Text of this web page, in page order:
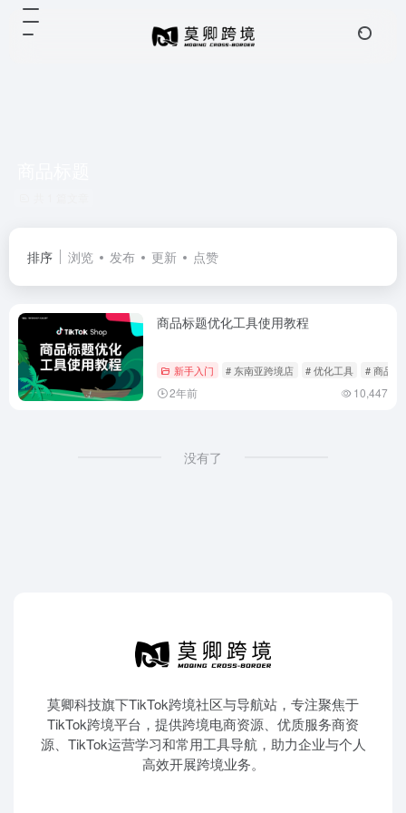
排序 浏览 发布 更新 点赞
商品标题优化工具使用教程
新手入门 # 东南亚跨境店 # 优化工具 # 商品标
2年前 10,447
没有了
莫卿科技旗下TikTok跨境社区与导航站，专注聚焦于
TikTok跨境平台，提供跨境电商资源、优质服务商资
源、TikTok运营学习和常用工具导航，助力企业与个人
高效开展跨境业务。